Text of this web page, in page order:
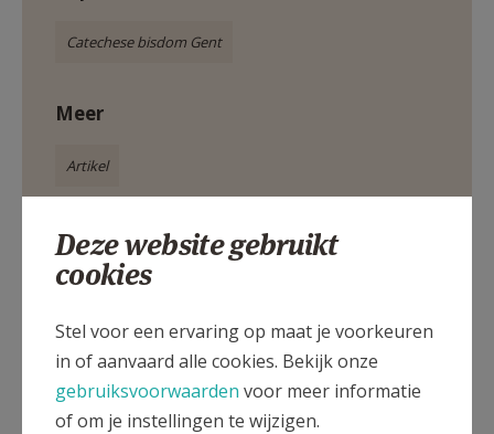
Catechese bisdom Gent
Meer
Artikel
catechese Doopproject bisdom Gent
CCV Gent
Deel dit artikel
Deze website gebruikt
cookies
Stel voor een ervaring op maat je voorkeuren
in of aanvaard alle cookies. Bekijk onze
gebruiksvoorwaarden voor meer informatie
of om je instellingen te wijzigen.